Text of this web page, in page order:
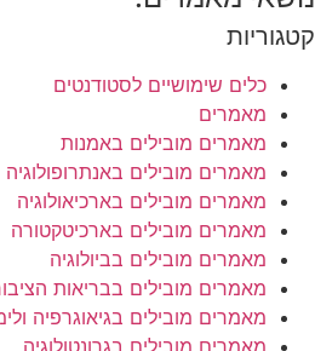
קטגוריות
כלים שימושיים לסטודנטים
מאמרים
מאמרים מובילים באמנות
מאמרים מובילים באנתרופולוגיה
מאמרים מובילים בארכיאולוגיה
מאמרים מובילים בארכיטקטורה
מאמרים מובילים בביולוגיה
מאמרים מובילים בבריאות
מאמרים מובילים בגיאוגרפיה
מאמרים מובילים בגרונטולוגיה